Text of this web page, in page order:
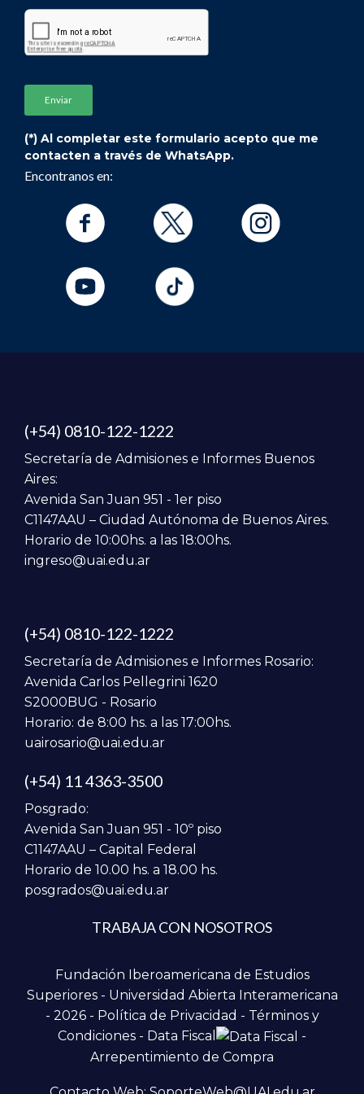
de Medicina y Ciencias de la Salud:
Rafael.Porcile@uai.edu.ar
Dr. Adrián Cruciani
Adrianjorge.cruciani@UAI.edu.ar
Especialización en Medicina Interna
Interna
Dr. Adrián Cruciani
Lorena.djament@UAI.edu.ar
Secretaria de Posgrado:
Esp. Milagros Gaya
Milagros.Gaya@UAI.edu.ar
Carolina.Pequeno@UAI.edu.ar
(*) Al completar este formulario acepto que me
contacten a través de WhatsApp.
Encontranos en:
(+54) 0810-122-1222
Secretaría de Admisiones e Informes Buenos
Aires:
Avenida San Juan 951 - 1er piso
C1147AAU – Ciudad Autónoma de Buenos Aires.
Horario de 10:00hs. a las 18:00hs.
ingreso@uai.edu.ar
(+54) 0810-122-1222
Secretaría de Admisiones e Informes Rosario:
Avenida Carlos Pellegrini 1620
S2000BUG - Rosario
Horario: de 8:00 hs. a las 17:00hs.
uairosario@uai.edu.ar
(+54) 11 4363-3500
Posgrado:
Avenida San Juan 951 - 10º piso
C1147AAU – Capital Federal
Horario de 10.00 hs. a 18.00 hs.
posgrados@uai.edu.ar
TRABAJA CON NOSOTROS
Fundación Iberoamericana de Estudios
Superiores - Universidad Abierta Interamericana
- 2026 - Política de Privacidad - Términos y
Condiciones - Data Fiscal
-
Arrepentimiento de Compra